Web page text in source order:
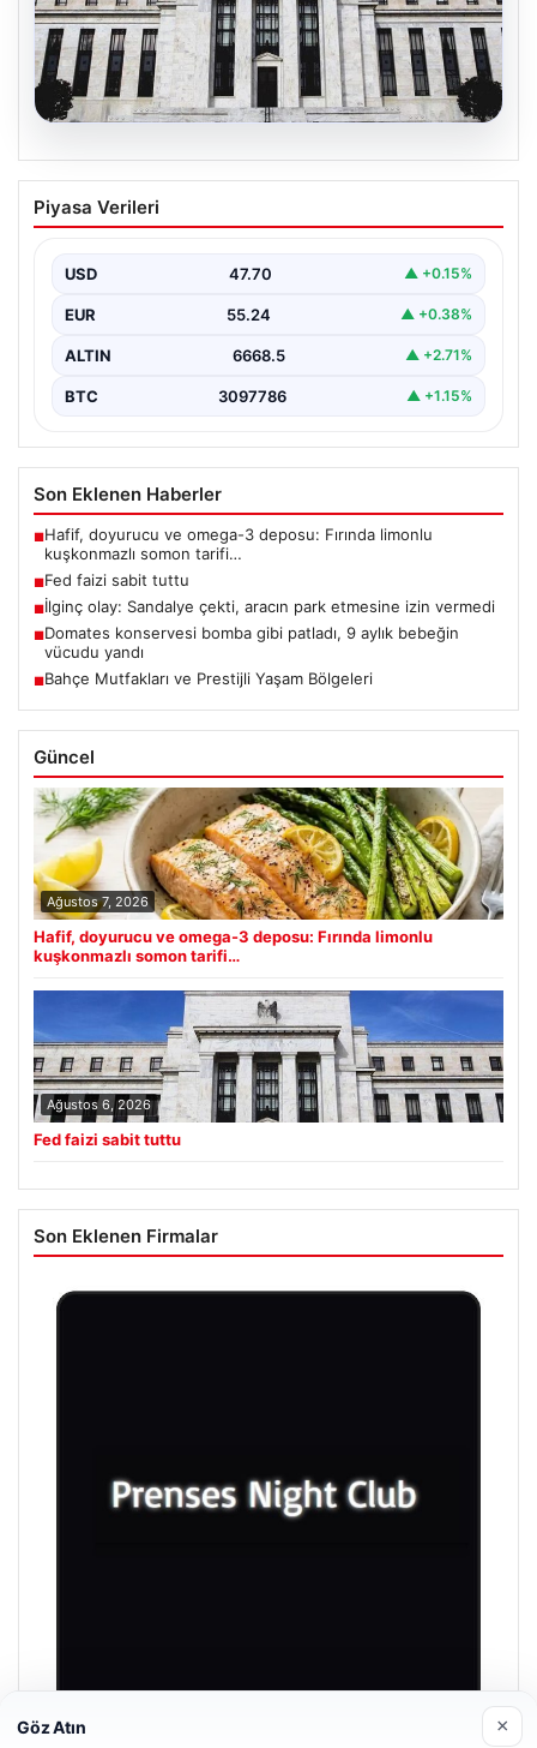
Fed faizi sabit tuttu
Piyasa Verileri
USD 47.70 ▲ +0.15%
EUR 55.24 ▲ +0.38%
ALTIN 6668.5 ▲ +2.71%
BTC 3097786 ▲ +1.15%
Son Eklenen Haberler
■Hafif, doyurucu ve omega-3 deposu: Fırında limonlu
kuşkonmazlı somon tarifi…
■Fed faizi sabit tuttu
■İlginç olay: Sandalye çekti, aracın park etmesine izin vermedi
■Domates konservesi bomba gibi patladı, 9 aylık bebeğin
vücudu yandı
■Bahçe Mutfakları ve Prestijli Yaşam Bölgeleri
Güncel
Ağustos 7, 2026
Hafif, doyurucu ve omega-3 deposu: Fırında limonlu
kuşkonmazlı somon tarifi…
Ağustos 6, 2026
Fed faizi sabit tuttu
Son Eklenen Firmalar
Göz Atın ×